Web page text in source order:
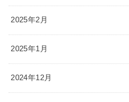
2025年2月
2025年1月
2024年12月